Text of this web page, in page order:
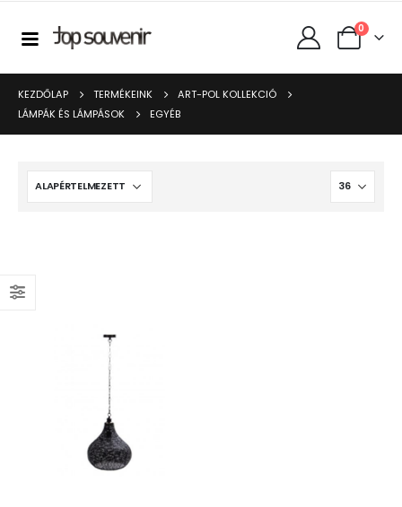
0
KEZDŐLAP TERMÉKEINK
ART-POL KOLLEKCIÓ
LÁMPÁK ÉS LÁMPÁSOK
EGYÉB